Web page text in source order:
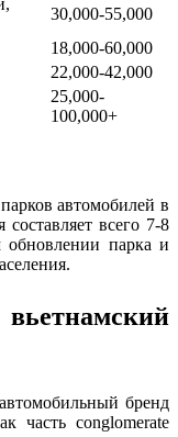
30,000-55,000
18,000-60,000
22,000-42,000
25,000-
100,000+
автомобилей в
всего 7-8
обновлении парка и
бренд
часть conglomerate